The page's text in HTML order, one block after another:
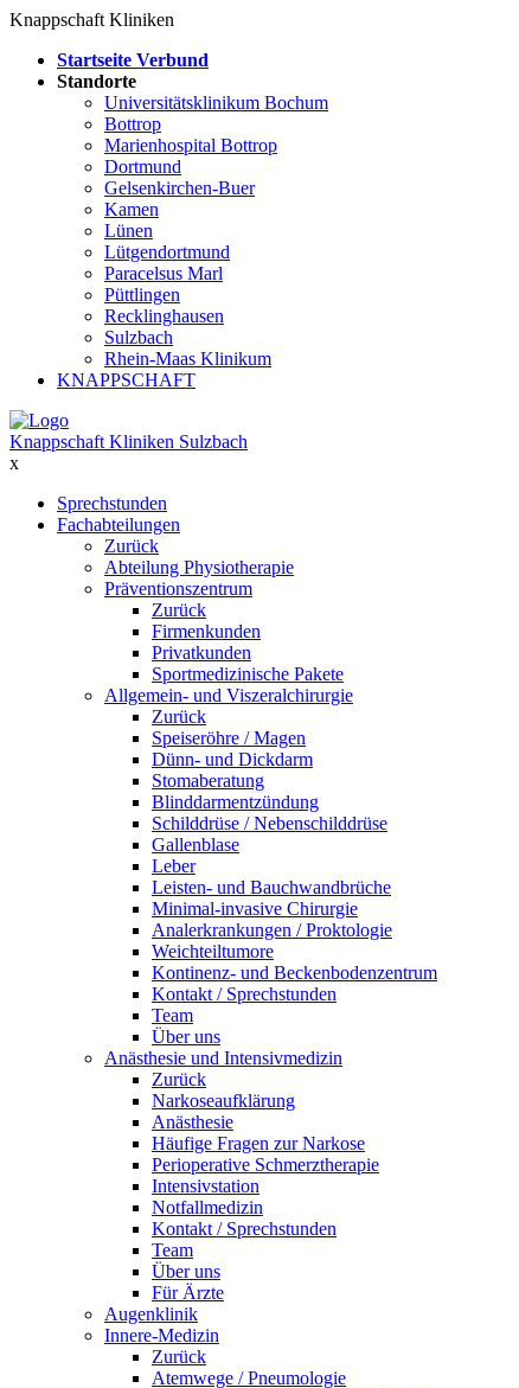
Knappschaft Kliniken
Startseite Verbund
Standorte
Universitätsklinikum Bochum
Bottrop
Marienhospital Bottrop
Dortmund
Gelsenkirchen-Buer
Kamen
Lünen
Lütgendortmund
Paracelsus Marl
Püttlingen
Recklinghausen
Sulzbach
Rhein-Maas Klinikum
KNAPPSCHAFT
Knappschaft Kliniken Sulzbach
x
Sprechstunden
Fachabteilungen
Zurück
Abteilung Physiotherapie
Präventionszentrum
Zurück
Firmenkunden
Privatkunden
Sportmedizinische Pakete
Allgemein- und Viszeralchirurgie
Zurück
Speiseröhre / Magen
Dünn- und Dickdarm
Stomaberatung
Blinddarmentzündung
Schilddrüse / Nebenschilddrüse
Gallenblase
Leber
Leisten- und Bauchwandbrüche
Minimal-invasive Chirurgie
Analerkrankungen / Proktologie
Weichteiltumore
Kontinenz- und Beckenbodenzentrum
Kontakt / Sprechstunden
Team
Über uns
Anästhesie und Intensivmedizin
Zurück
Narkoseaufklärung
Anästhesie
Häufige Fragen zur Narkose
Perioperative Schmerztherapie
Intensivstation
Notfallmedizin
Kontakt / Sprechstunden
Team
Über uns
Für Ärzte
Augenklinik
Innere-Medizin
Zurück
Atemwege / Pneumologie